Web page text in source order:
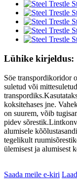
Lühike kirjeldus:
Söe transpordikoridor
suletud või
koksitehases jne.
on suurem, võib
pidev
alumisele
tegelikult
ülemisest ja alumisest
Saada meile e-kiri